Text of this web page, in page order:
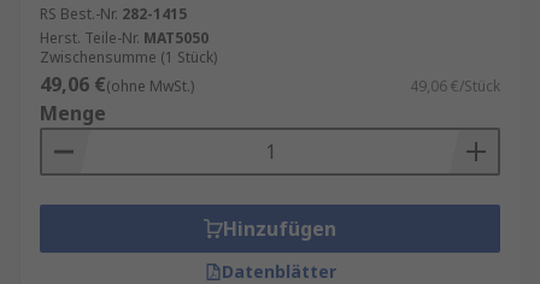
RS Best.-Nr. 282-1415
Herst. Teile-Nr. MAT5050
Zwischensumme (1 Stück)
49,06 €(ohne MwSt.) 49,06 €/Stück
Menge
Hinzufügen
Datenblätter